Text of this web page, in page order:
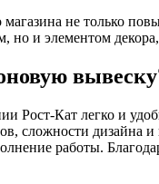
не только
но и элементом
Рост-Кат легко и
сложности
работы.